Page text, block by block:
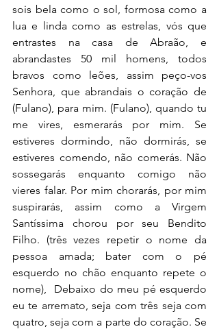
sois bela como o sol, formosa como a
lua e linda como as estrelas, vós que
entrastes na casa de Abraão, e
abrandastes 50 mil homens, todos
bravos como leões, assim peço-vos
Senhora, que abrandais o coração de
(Fulano), para mim. (Fulano), quando tu
me vires, esmerarás por mim. Se
estiveres dormindo, não dormirás, se
estiveres comendo, não comerás. Não
sossegarás enquanto comigo não
vieres falar. Por mim chorarás, por mim
suspirarás, assim como a Virgem
Santíssima chorou por seu Bendito
Filho. (três vezes repetir o nome da
pessoa amada; bater com o pé
esquerdo no chão enquanto repete o
nome),  Debaixo do meu pé esquerdo
eu te arremato, seja com três seja com
quatro, seja com a parte do coração. Se